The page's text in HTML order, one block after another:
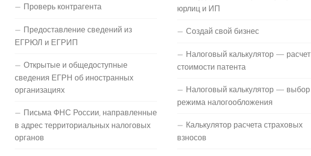
Проверь контрагента
Предоставление сведений из
ЕГРЮЛ и ЕГРИП
Открытые и общедоступные
сведения ЕГРН об иностранных
организациях
Письма ФНС России, направленные
в адрес территориальных налоговых
органов
юрлиц и ИП
Создай свой бизнес
Налоговый калькулятор — расчет
стоимости патента
Налоговый калькулятор — выбор
режима налогообложения
Калькулятор расчета страховых
взносов